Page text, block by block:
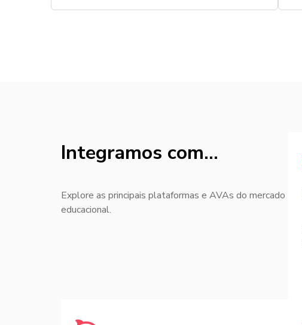
Integramos com...
Explore as principais plataformas e AVAs do mercado
educacional.